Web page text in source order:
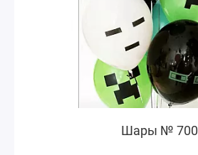
Шары № 700